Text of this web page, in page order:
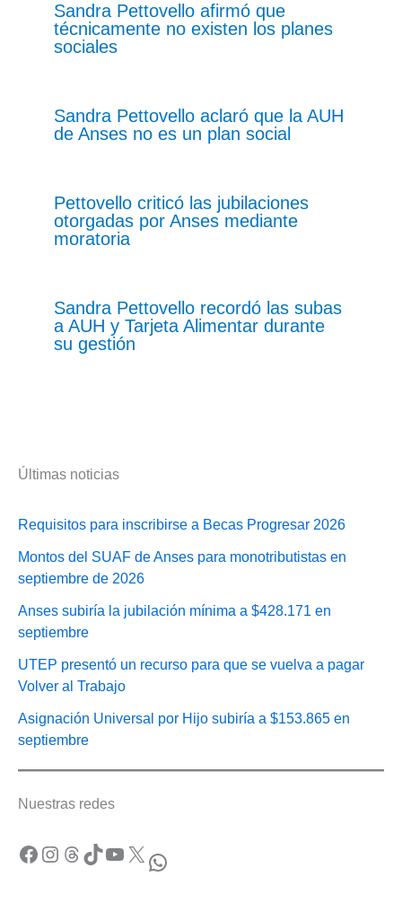
Sandra Pettovello afirmó que
técnicamente no existen los planes
sociales
Sandra Pettovello aclaró que la AUH
de Anses no es un plan social
Pettovello criticó las jubilaciones
otorgadas por Anses mediante
moratoria
Sandra Pettovello recordó las subas
a AUH y Tarjeta Alimentar durante
su gestión
Últimas noticias
Requisitos para inscribirse a Becas Progresar 2026
Montos del SUAF de Anses para monotributistas en
septiembre de 2026
Anses subiría la jubilación mínima a $428.171 en
septiembre
UTEP presentó un recurso para que se vuelva a pagar
Volver al Trabajo
Asignación Universal por Hijo subiría a $153.865 en
septiembre
Nuestras redes
Facebook Instagram Threads TikTok YouTube X WhatsApp